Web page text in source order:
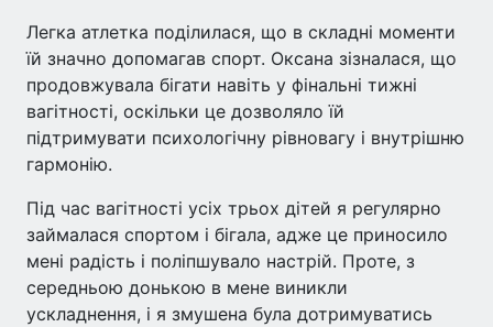
Легка атлетка поділилася, що в складні моменти
їй значно допомагав спорт. Оксана зізналася, що
продовжувала бігати навіть у фінальні тижні
вагітності, оскільки це дозволяло їй
підтримувати психологічну рівновагу і внутрішню
гармонію.
Під час вагітності усіх трьох дітей я регулярно
займалася спортом і бігала, адже це приносило
мені радість і поліпшувало настрій. Проте, з
середньою донькою в мене виникли
ускладнення, і я змушена була дотримуватись